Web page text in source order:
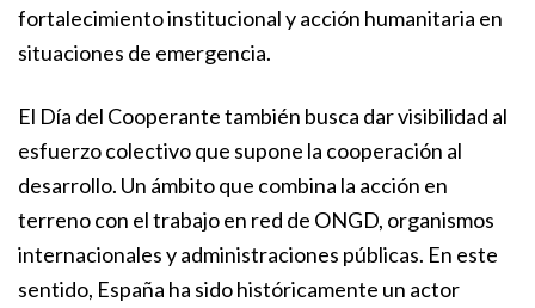
fortalecimiento institucional y acción humanitaria en
situaciones de emergencia.
El Día del Cooperante también busca dar visibilidad al
esfuerzo colectivo que supone la cooperación al
desarrollo. Un ámbito que combina la acción en
terreno con el trabajo en red de ONGD, organismos
internacionales y administraciones públicas. En este
sentido, España ha sido históricamente un actor